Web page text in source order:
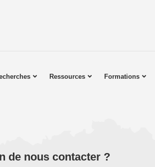
Ressources Formations
de nous contacter ?